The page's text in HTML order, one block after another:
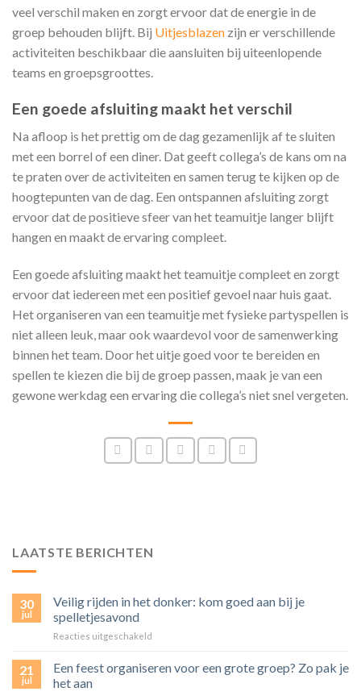
veel verschil maken en zorgt ervoor dat de energie in de
groep behouden blijft. Bij Uitjesblazen zijn er verschillende
activiteiten beschikbaar die aansluiten bij uiteenlopende
teams en groepsgroottes.
Een goede afsluiting maakt het verschil
Na afloop is het prettig om de dag gezamenlijk af te sluiten
met een borrel of een diner. Dat geeft collega’s de kans om na
te praten over de activiteiten en samen terug te kijken op de
hoogtepunten van de dag. Een ontspannen afsluiting zorgt
ervoor dat de positieve sfeer van het teamuitje langer blijft
hangen en maakt de ervaring compleet.
Een goede afsluiting maakt het teamuitje compleet en zorgt
ervoor dat iedereen met een positief gevoel naar huis gaat.
Het organiseren van een teamuitje met fysieke partyspellen is
niet alleen leuk, maar ook waardevol voor de samenwerking
binnen het team. Door het uitje goed voor te bereiden en
spellen te kiezen die bij de groep passen, maak je van een
gewone werkdag een ervaring die collega’s niet snel vergeten.
LAATSTE BERICHTEN
30
jul
Veilig rijden in het donker: kom goed aan bij je
spelletjesavond
Reacties uitgeschakeld
21
jul
Een feest organiseren voor een grote groep? Zo pak je
het aan